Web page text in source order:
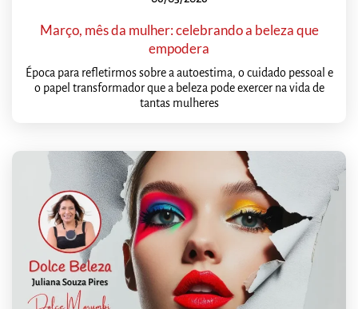
Março, mês da mulher: celebrando a beleza que
empodera
Época para refletirmos sobre a autoestima, o cuidado pessoal e
o papel transformador que a beleza pode exercer na vida de
tantas mulheres